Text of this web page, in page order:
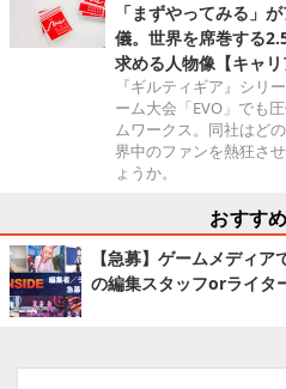
「まずやってみる」
儀。世界を席巻する
求める人物像【キャリ
『ギルティギア』シリ
ーム大会「EVO」でも
ムワークス。同社はど
界中のファンを熱狂さ
ょうか。
おすす
【急募】ゲームメディ
の編集スタッフorライタ